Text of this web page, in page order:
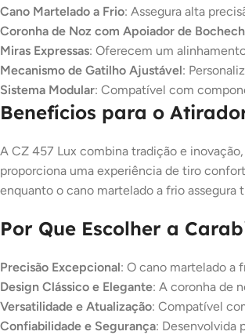
Cano Martelado a Frio: Assegura alta
Coronha de Noz com Apoiador de
Miras Expressas: Oferecem um
Mecanismo de Gatilho Ajustável:
Sistema Modular: Compatível com
Benefícios para o
A CZ 457 Lux combina tradição e
proporciona uma experiência de tiro
enquanto o cano martelado a frio assegura
Por Que Escolher a
Precisão Excepcional: O cano martelado a
Design Clássico e Elegante: A coronha de
Versatilidade e Atualização: Compatível
Confiabilidade e Segurança: Desenvolvida